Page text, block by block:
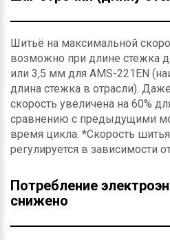
Шитьё на максимальной
возможно при длине стежка
или 3,5 мм для AMS-221EN
длина стежка в отрасли).
скорость увеличена на 60%
сравнению с предыдущими
время цикла. *Скорость
регулируется в зависимости
Потребление
снижено